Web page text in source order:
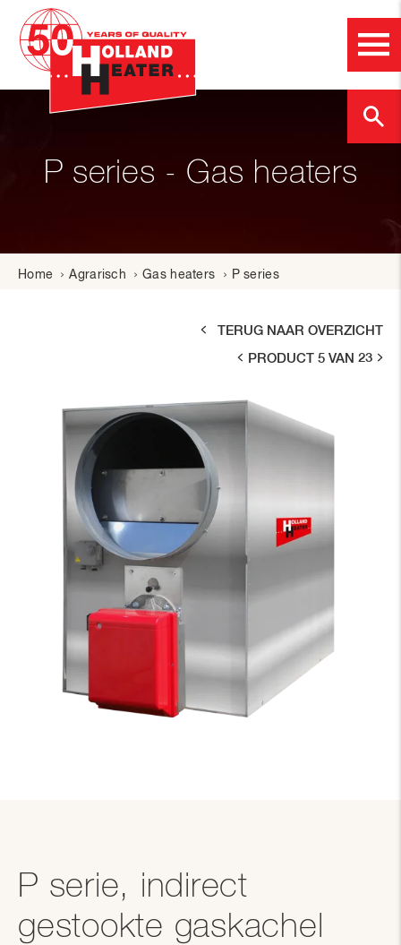
P series - Gas heaters
Home Agrarisch Gas heaters P series
TERUG NAAR OVERZICHT
PRODUCT 5 VAN 23
P serie, indirect
gestookte gaskachel